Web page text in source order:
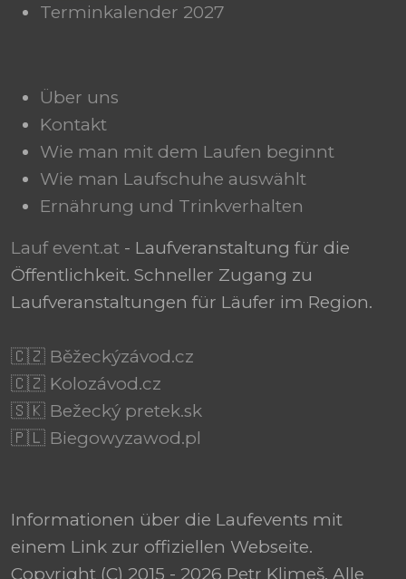
Terminkalender 2027
Über uns
Kontakt
Wie man mit dem Laufen beginnt
Wie man Laufschuhe auswählt
Ernährung und Trinkverhalten
Lauf event.at - Laufveranstaltung für die
Öffentlichkeit. Schneller Zugang zu
Laufveranstaltungen für Läufer im Region.
🇨🇿 Běžeckýzávod.cz
🇨🇿 Kolozávod.cz
🇸🇰 Bežecký pretek.sk
🇵🇱 Biegowyzawod.pl
Informationen über die Laufevents mit
einem Link zur offiziellen Webseite.
Copyright (C) 2015 - 2026 Petr Klimeš. Alle